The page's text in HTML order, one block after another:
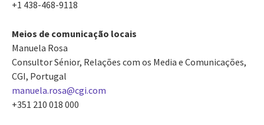
+1 438-468-9118
Meios de comunicação locais
Manuela Rosa
Consultor Sénior, Relações com os Media e Comunicações,
CGI, Portugal
manuela.rosa@cgi.com
+351 210 018 000